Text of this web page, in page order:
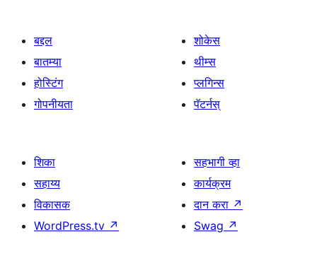
बद्दल
बातम्या
होस्टिंग
गोपनीयता
शोकेस
थीम्स
प्लगिन्स
पॅटर्नस्
शिका
सहाय्य
विकासक
WordPress.tv ↗
सहभागी व्हा
कार्यक्रम
दान करा ↗
Swag ↗